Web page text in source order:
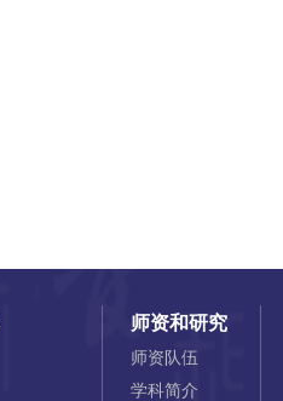
师资和研究
师资队伍
学科简介